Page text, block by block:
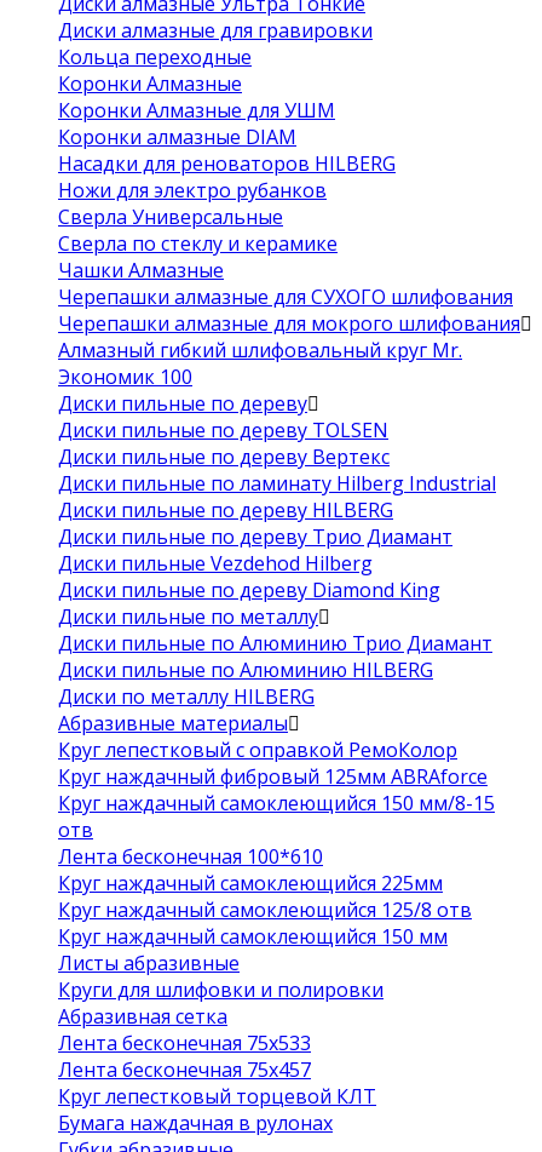
Диски алмазные для гравировки
Кольца переходные
Коронки Алмазные
Коронки Алмазные для УШМ
Коронки алмазные DIAM
Насадки для реноваторов HILBERG
Ножи для электро рубанков
Сверла Универсальные
Сверла по стеклу и керамике
Чашки Алмазные
Черепашки алмазные для СУХОГО шлифования
Черепашки алмазные для мокрого шлифования
Алмазный гибкий шлифовальный круг Mr.
Экономик 100
Диски пильные по дереву
Диски пильные по дереву TOLSEN
Диски пильные по дереву Вертекс
Диски пильные по ламинату Hilberg Industrial
Диски пильные по дереву HILBERG
Диски пильные по дереву Трио Диамант
Диски пильные Vezdehod Hilberg
Диски пильные по дереву Diamond King
Диски пильные по металлу
Диски пильные по Алюминию Трио Диамант
Диски пильные по Алюминию HILBERG
Диски по металлу HILBERG
Абразивные материалы
Круг лепестковый с оправкой РемоКолор
Круг наждачный фибровый 125мм ABRAforce
Круг наждачный самоклеющийся 150 мм/8-15
отв
Лента бесконечная 100*610
Круг наждачный самоклеющийся 225мм
Круг наждачный самоклеющийся 125/8 отв
Круг наждачный самоклеющийся 150 мм
Листы абразивные
Круги для шлифовки и полировки
Абразивная сетка
Лента бесконечная 75х533
Лента бесконечная 75х457
Круг лепестковый торцевой КЛТ
Бумага наждачная в рулонах